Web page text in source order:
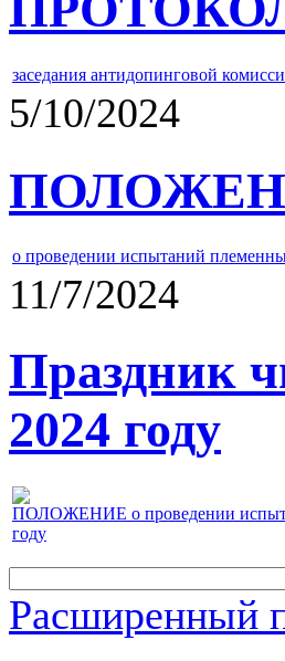
заседания антидопинговой
5/10/2024
о проведении испытаний
11/7/2024
Праздник
2024 году
ПОЛОЖЕНИЕ о проведении
году
Расширенный